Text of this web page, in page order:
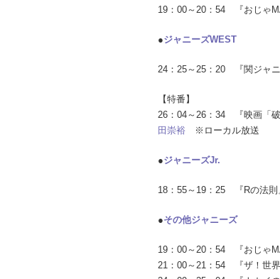
19：00～20：54 『おじゃ
●ジャニーズWEST
24：25～25：20 『関ジャ
【特番】
26：04～26：34 『映画「
田崇裕 ※ローカル放送
●ジャニーズJr.
18：55～19：25 『Rの法
●その他ジャニーズ
19：00～20：54 『おじゃ
21：00～21：54 『ザ！世